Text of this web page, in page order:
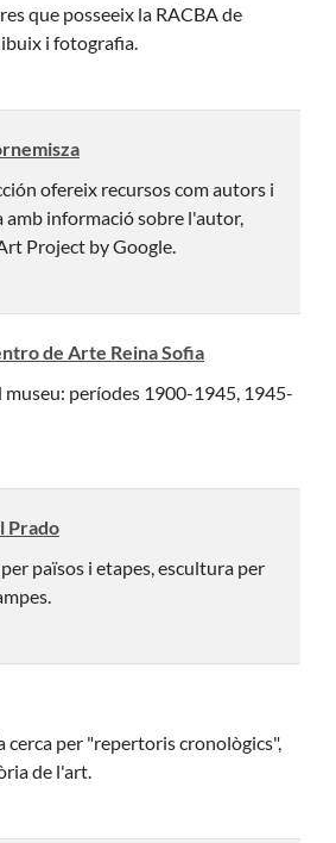
que posseeix la RACBA de
i fotografia.
ofereix recursos com autors i
amb informació sobre l'autor,
Project by Google.
de Arte Reina Sofia
museu: períodes 1900-1945, 1945-
Prado
països i etapes, escultura per
cerca per "repertoris cronològics",
de l'art.